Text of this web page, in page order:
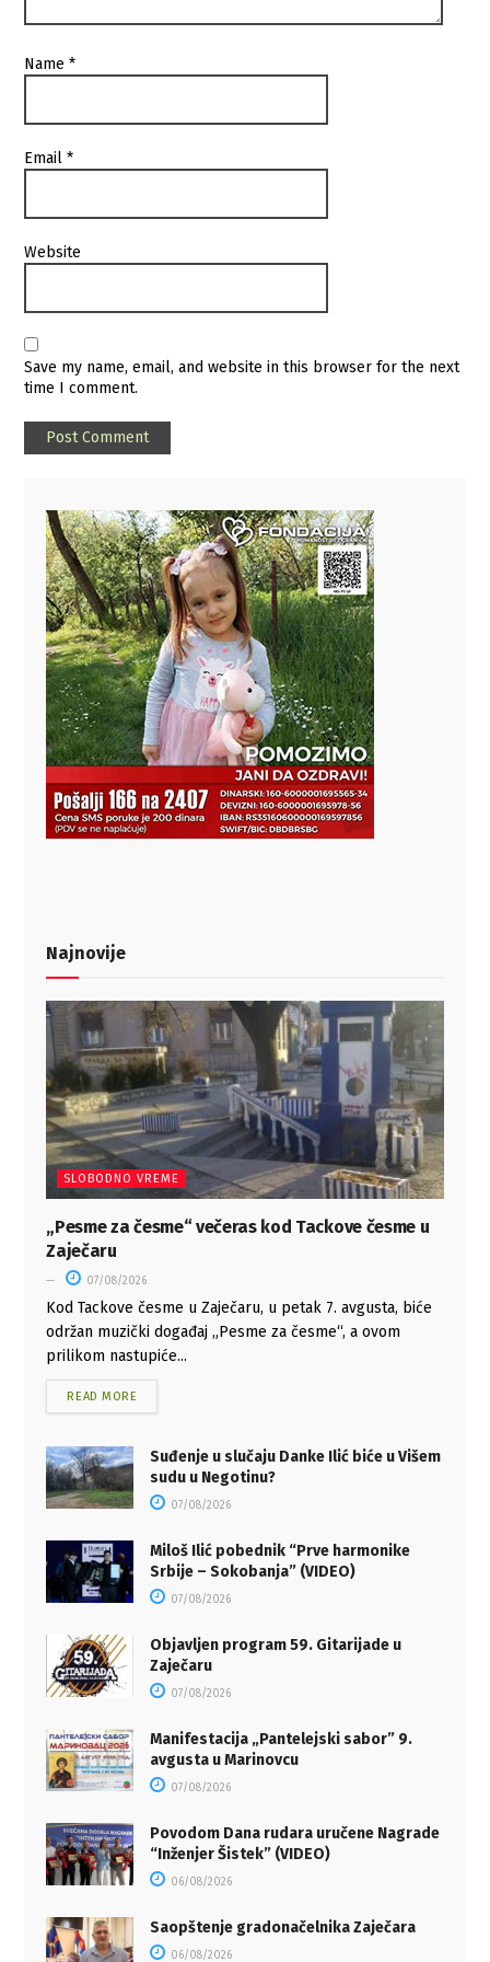
Name*
Email*
Website
Save my name, email, and website in this browser for the next
time I comment.
Najnovije
SLOBODNO VREME
„Pesme za česme“ večeras kod Tackove česme u
Zaječaru
07/08/2026
Kod Tackove česme u Zaječaru, u petak 7. avgusta, biće
održan muzički događaj „Pesme za česme“, a ovom
prilikom nastupiće...
READ MORE
Suđenje u slučaju Danke Ilić biće u Višem
sudu u Negotinu?
07/08/2026
Miloš Ilić pobednik “Prve harmonike
Srbije – Sokobanja” (VIDEO)
07/08/2026
Objavljen program 59. Gitarijade u
Zaječaru
07/08/2026
Manifestacija „Pantelejski sabor” 9.
avgusta u Marinovcu
07/08/2026
Povodom Dana rudara uručene Nagrade
“Inženjer Šistek” (VIDEO)
06/08/2026
Saopštenje gradonačelnika Zaječara
06/08/2026